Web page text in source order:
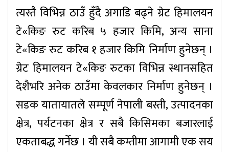
त्यस्तै विभिन्न ठाउँ हुँदै अगाडि बढ्ने ग्रेट हिमालयन
टे«किङ रुट करिब ५ हजार किमि, अन्य साना
टे«किङ रुट करिब १ हजार किमि निर्माण हुनेछन् ।
ग्रेट हिमालयन टे«किङ रुटका विभिन्न स्थानसहित
देशैभरि अनेक ठाउँमा केवलकार निर्माण हुनेछन् ।
सडक यातायातले सम्पूर्ण नेपाली बस्ती, उत्पादनका
क्षेत्र, पर्यटनका क्षेत्र र सबै किसिमका बजारलाई
एकताबद्ध गर्नेछ । यी सबै कम्तीमा आगामी एक सय